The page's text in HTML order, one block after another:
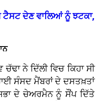
ਟੈਸਟ ਦੇਣ ਵਾਲਿਆਂ ਨੂੰ ਝਟਕਾ,
ਨੇ ਦਿੱਲੀ ਵਿਚ ਕਿਹਾ ਸੀ
ਸੰਸਦ ਮੈਂਬਰਾਂ ਦੇ ਦਸਤਖ਼ਤਾਂ
ਦੇ ਚੇਅਰਮੈਨ ਨੂੰ ਸੌਂਪ ਦਿੱਤੇ